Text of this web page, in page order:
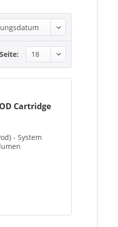
Cartridge
- System